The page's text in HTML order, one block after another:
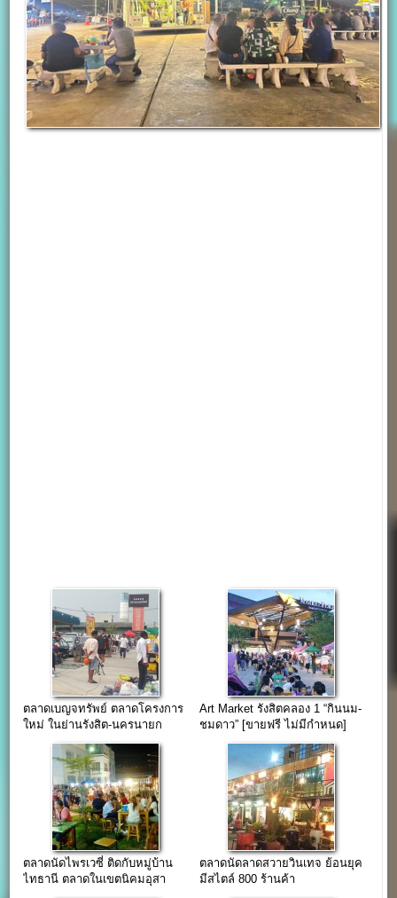
ตลาดเบญจทรัพย์ ตลาดโครงการ
ใหม่ ในย่านรังสิต-นครนายก
Art Market รังสิตคลอง 1 “กินนม-
ชมดาว” [ขายฟรี ไม่มีกำหนด]
ตลาดนัดไพรเวซี่ ติดกับหมู่บ้าน
ไทธานี ตลาดในเขตนิคมอุสา
ตลาดนัดลาดสวายวินเทจ ย้อนยุค
มีสไตล์ 800 ร้านค้า